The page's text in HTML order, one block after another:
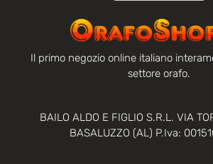
Il primo negozio online italiano
settore orafo.
BAILO ALDO E FIGLIO S.R.L. VIA
BASALUZZO (AL) P.Iva: